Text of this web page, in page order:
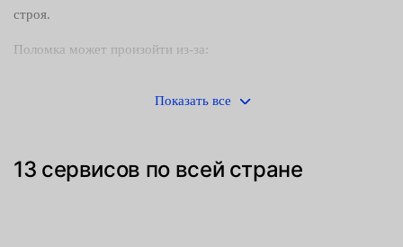
строя.
Поломка может произойти из-за:
происходит при повреждении пыльников;
компонентов шарнира;
Показать все
13 сервисов по всей стране